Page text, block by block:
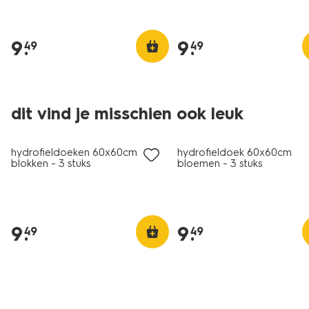
9.
49 9.
49
dit vind je misschien ook leuk
3 stuks
hydrofieldoeken 60x60cm
blokken - 3 stuks
9.
49
3 stuks
hydrofieldoek 60x60cm
bloemen - 3 stuks
9.
49